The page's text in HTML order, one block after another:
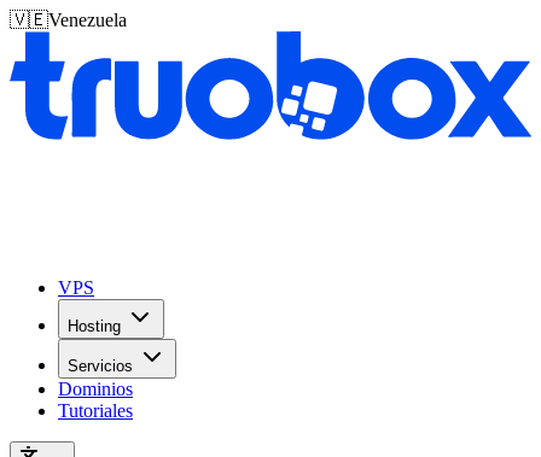
🇻🇪Venezuela
VPS
Hosting
Servicios
Dominios
Tutoriales